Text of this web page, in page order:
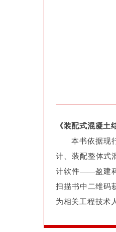
《装配式混凝土
本书依据现
计、装配整体式
计软件——盈建科
扫描书中二维码
为相关工程技术